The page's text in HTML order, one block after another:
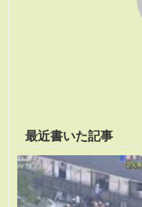
最近書いた記事